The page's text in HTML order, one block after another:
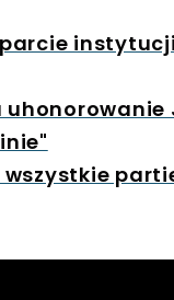
wszystkie